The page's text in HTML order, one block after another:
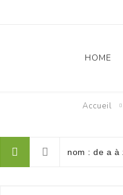
HOME
Panasonic
Accueil